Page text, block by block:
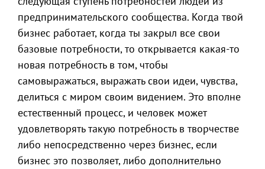
предпринимательского сообщества. Когда твой
бизнес работает, когда ты закрыл все свои
базовые потребности, то открывается какая-то
новая потребность в том, чтобы
самовыражаться, выражать свои идеи, чувства,
делиться с миром своим видением. Это вполне
естественный процесс, и человек может
удовлетворять такую потребность в творчестве
либо непосредственно через бизнес, если
бизнес это позволяет, либо дополнительно